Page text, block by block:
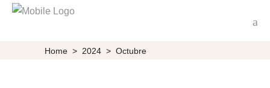
Home > 2024 > Octubre